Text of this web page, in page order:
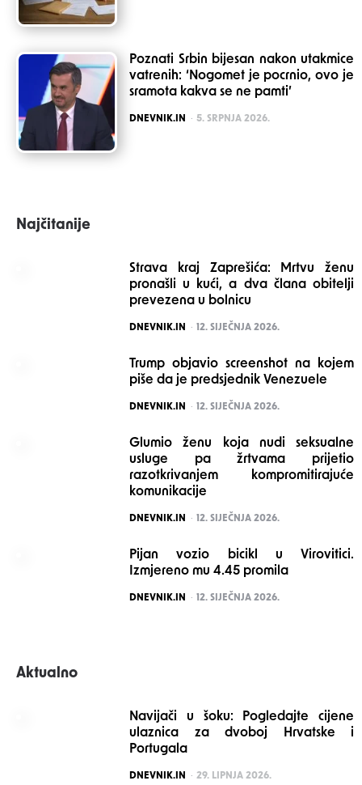
Poznati Srbin bijesan nakon utakmice
vatrenih: ‘Nogomet je pocrnio, ovo je
sramota kakva se ne pamti’
POSTED
DNEVNIK.IN 5. SRPNJA 2026.
Najčitanije
Strava kraj Zaprešića: Mrtvu ženu
pronašli u kući, a dva člana obitelji
prevezena u bolnicu
POSTED
DNEVNIK.IN 12. SIJEČNJA 2026.
Trump objavio screenshot na kojem
piše da je predsjednik Venezuele
POSTED
DNEVNIK.IN 12. SIJEČNJA 2026.
Glumio ženu koja nudi seksualne
usluge pa žrtvama prijetio
razotkrivanjem kompromitirajuće
komunikacije
POSTED
DNEVNIK.IN 12. SIJEČNJA 2026.
Pijan vozio bicikl u Virovitici.
Izmjereno mu 4.45 promila
POSTED
DNEVNIK.IN 12. SIJEČNJA 2026.
Aktualno
Navijači u šoku: Pogledajte cijene
ulaznica za dvoboj Hrvatske i
Portugala
POSTED
DNEVNIK.IN 29. LIPNJA 2026.